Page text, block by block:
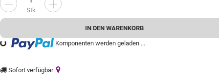
Stk
IN DEN WARENKORB
Komponenten werden geladen ...
Sofort verfügbar